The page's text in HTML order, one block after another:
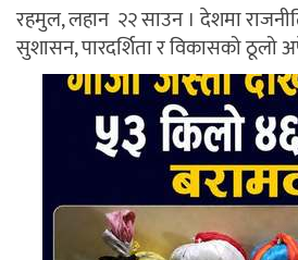
रहमुल, लहान २२ साउन । देशमा
सुशासन, पारदर्शिता र विकासको ठूलो